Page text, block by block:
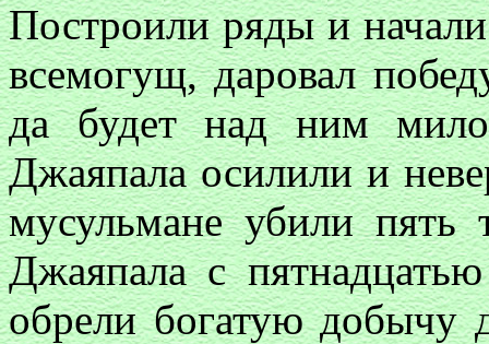
Построили ряды и
всемогущ, даровал
да будет над ним
Джаяпала осилили и
мусульмане убили пять
Джаяпала с
обрели богатую добычу